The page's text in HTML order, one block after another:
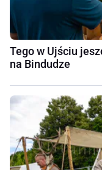
Tego w Ujściu
na Bindudze